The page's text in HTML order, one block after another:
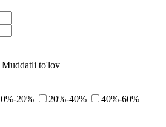
Muddatli to'lov
0%-20% 20%-40%
40%-60%